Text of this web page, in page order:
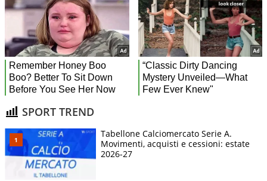
SPORT TREND
Tabellone Calciomercato Serie A.
Movimenti, acquisti e cessioni: estate
2026-27